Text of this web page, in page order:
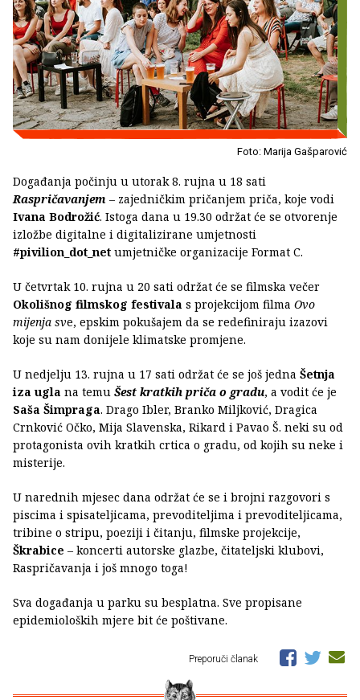
Foto: Marija Gašparović
Događanja počinju u utorak 8. rujna u 18 sati
Raspričavanjem – zajedničkim pričanjem priča, koje vodi
Ivana Bodrožić. Istoga dana u 19.30 održat će se otvorenje
izložbe digitalne i digitalizirane umjetnosti
#pivilion_dot_net umjetničke organizacije Format C.
U četvrtak 10. rujna u 20 sati održat će se filmska večer
Okolišnog filmskog festivala s projekcijom filma Ovo
mijenja sve, epskim pokušajem da se redefiniraju izazovi
koje su nam donijele klimatske promjene.
U nedjelju 13. rujna u 17 sati održat će se još jedna Šetnja
iza ugla na temu Šest kratkih priča o gradu, a vodit će je
Saša Šimpraga. Drago Ibler, Branko Miljković, Dragica
Crnković Očko, Mija Slavenska, Rikard i Pavao Š. neki su od
protagonista ovih kratkih crtica o gradu, od kojih su neke i
misterije.
U narednih mjesec dana održat će se i brojni razgovori s
piscima i spisateljicama, prevoditeljima i prevoditeljicama,
tribine o stripu, poeziji i čitanju, filmske projekcije,
Škrabice – koncerti autorske glazbe, čitateljski klubovi,
Raspričavanja i još mnogo toga!
Sva događanja u parku su besplatna. Sve propisane
epidemioloških mjere bit će poštivane.
Preporuči članak